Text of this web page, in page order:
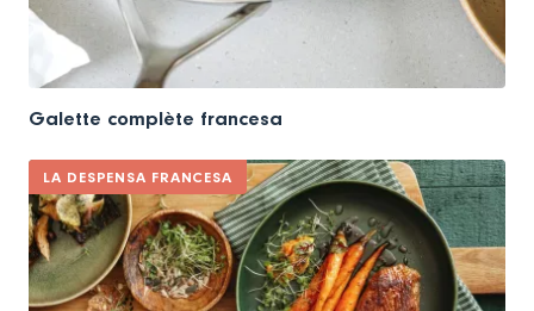
Galette complète francesa
LA DESPENSA FRANCESA